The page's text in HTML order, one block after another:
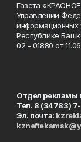
Газета
Управлении
информационных
Республике
02 - 01880 от
Отдел рекламы
Тел. 8 (34783)
Эл. почта: